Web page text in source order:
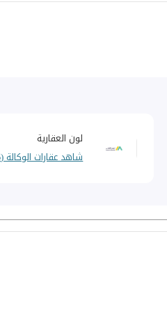
لون العقارية
شاهد عقارات الوكالة (55)